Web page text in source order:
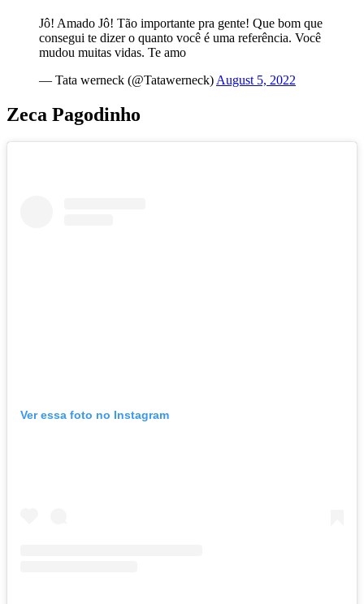
Jô! Amado Jô! Tão importante pra gente! Que bom que
consegui te dizer o quanto você é uma referência. Você
mudou muitas vidas. Te amo
— Tata werneck (@Tatawerneck) August 5, 2022
Zeca Pagodinho
Ver essa foto no Instagram